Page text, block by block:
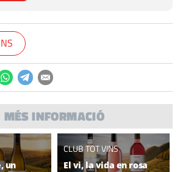
MÉS INFORMACIÓ
un
CLUB TOT VINS
El vi, la vida en rosa